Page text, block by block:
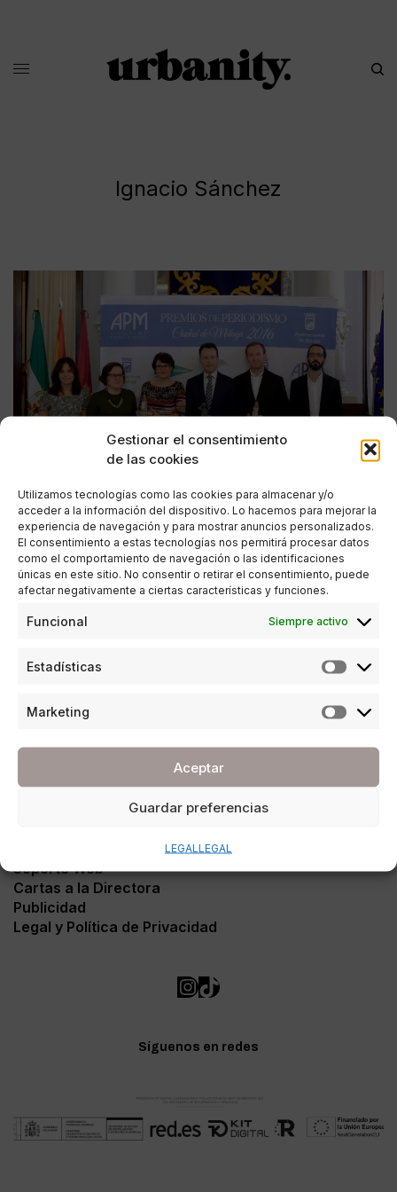
Gestionar el consentimiento
de las cookies
Utilizamos tecnologías como las cookies para almacenar y/o
acceder a la información del dispositivo. Lo hacemos para mejorar la
experiencia de navegación y para mostrar anuncios personalizados.
El consentimiento a estas tecnologías nos permitirá procesar datos
como el comportamiento de navegación o las identificaciones
únicas en este sitio. No consentir o retirar el consentimiento, puede
afectar negativamente a ciertas características y funciones.
Funcional Siempre activo
Estadísticas
Marketing
Aceptar
Guardar preferencias
LEGAL LEGAL
Ignacio Sánchez
de Málaga
16/12/2016
4 MINUTOS DE LECTURA
Soporte Web
Cartas a la Directora
Publicidad
Legal y Política de Privacidad
Síguenos en redes